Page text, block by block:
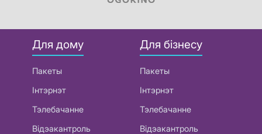
Для дому
Пакеты
Інтэрнэт
Тэлебачанне
Відэакантроль
Для бізнесу
Пакеты
Інтэрнэт
Тэлебачанне
Відэакантроль